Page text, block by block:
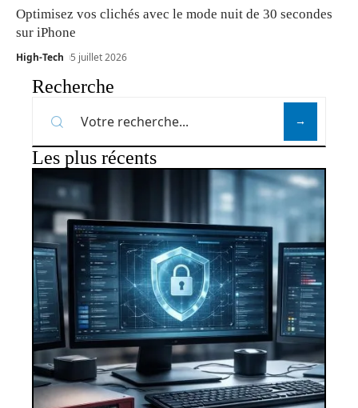
Optimisez vos clichés avec le mode nuit de 30 secondes
sur iPhone
High-Tech 5 juillet 2026
Recherche
Les plus récents